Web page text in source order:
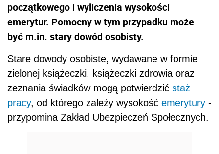
początkowego i wyliczenia wysokości
emerytur. Pomocny w tym przypadku może
być m.in. stary dowód osobisty.
Stare dowody osobiste, wydawane w formie
zielonej książeczki, książeczki zdrowia oraz
zeznania świadków mogą potwierdzić staż
pracy, od którego zależy wysokość emerytury -
przypomina Zakład Ubezpieczeń Społecznych.